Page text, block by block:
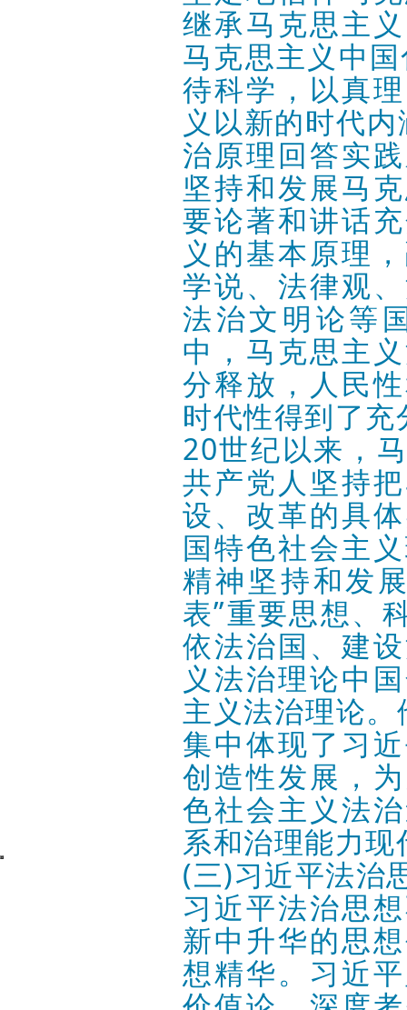
继承马克思主
马克思主义中
待科学，以真
义以新的时代
治原理回答实
坚持和发展马
要论著和讲话
义的基本原理
学说、法律观
法治文明论等
中，马克思主
分释放，人民
时代性得到了充
20世纪以来，
共产党人坚持
设、改革的具
国特色社会主
精神坚持和发
表”重要思想、
依法治国、建
义法治理论中
主义法治理论
集中体现了习
创造性发展，
色社会主义法
系和治理能力
(三)习近平法治
习近平法治思
新中升华的思
想精华。习近